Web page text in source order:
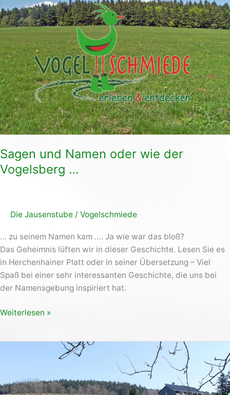
Sagen und Namen oder wie der
Vogelsberg …
Die Jausenstube / Vogelschmiede
… zu seinem Namen kam …. Ja wie war das bloß?
Das Geheimnis lüften wir in dieser Geschichte. Lesen Sie es
in Herchenhainer Platt oder in seiner Übersetzung – Viel
Spaß bei einer sehr interessanten Geschichte, die uns bei
der Namensgebung inspiriert hat.
oder
wie
der
Vogelsberg
…
Weiterlesen »
…